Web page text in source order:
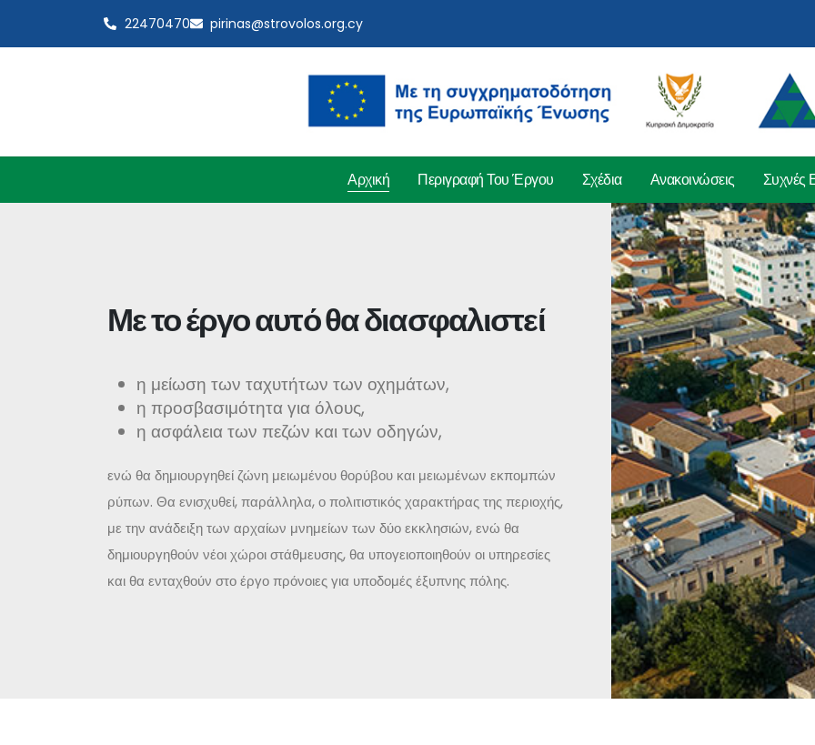
22470470 pirinas@strovolos.org.cy
Αρχική Περιγραφή Του Έργου Σχέδια Ανακοινώσεις Συχνές
Με το έργο αυτό θα διασφαλιστεί
η μείωση των ταχυτήτων των οχημάτων,
η προσβασιμότητα για όλους,
η ασφάλεια των πεζών και των οδηγών,
ενώ θα δημιουργηθεί ζώνη μειωμένου θορύβου και μειωμένων εκπομπών
ρύπων. Θα ενισχυθεί, παράλληλα, ο πολιτιστικός χαρακτήρας της περιοχής,
με την ανάδειξη των αρχαίων μνημείων των δύο εκκλησιών, ενώ θα
δημιουργηθούν νέοι χώροι στάθμευσης, θα υπογειοποιηθούν οι υπηρεσίες
και θα ενταχθούν στο έργο πρόνοιες για υποδομές έξυπνης πόλης.